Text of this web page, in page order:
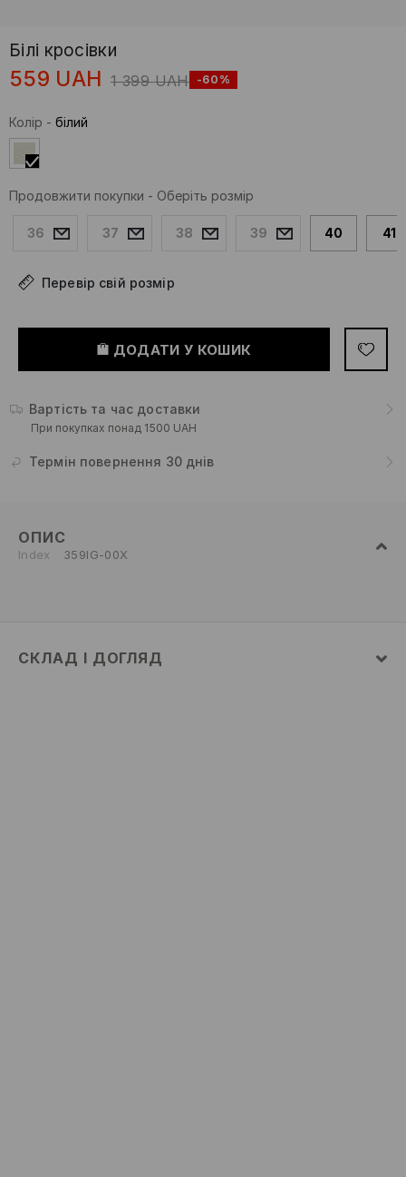
Білі кросівки
559 UAH 1 399 UAH -60%
Колір - білий
Продовжити покупки - Оберіть розмір
36 37 38 39 40 41
Перевір свій розмір
ДОДАТИ У КОШИК
Вартість та час доставки
При покупках понад 1500 UAH
Термін повернення 30 днів
ОПИС
Index 359IG-00X
СКЛАД І ДОГЛЯД